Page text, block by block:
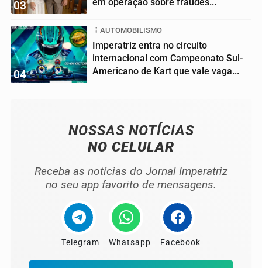
03
em operação sobre fraudes...
04
AUTOMOBILISMO
Imperatriz entra no circuito
internacional com Campeonato Sul-
Americano de Kart que vale vaga...
NOSSAS NOTÍCIAS
NO CELULAR
Receba as notícias do Jornal Imperatriz
no seu app favorito de mensagens.
Telegram Whatsapp Facebook